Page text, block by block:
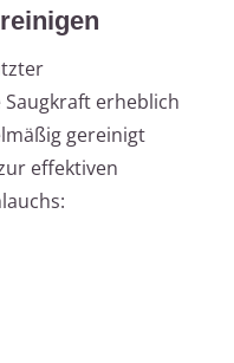
erheblich
gereinigt
effektiven